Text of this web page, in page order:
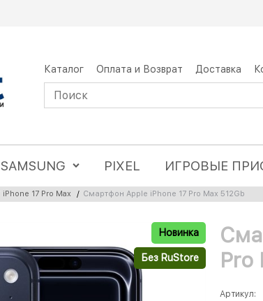
Каталог Оплата и Возврат Доставка
SAMSUNG PIXEL ИГРОВЫЕ
iPhone 17 Pro Max / Смартфон Apple iPhone 17 Pro Max 512Gb
Новинка
Без RuStore
Pro
Артикул: